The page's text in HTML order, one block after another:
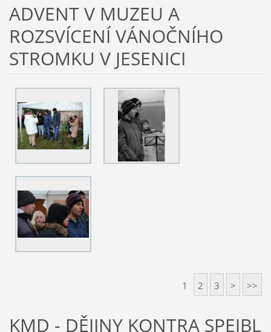
ADVENT V MUZEU A
ROZSVÍCENÍ VÁNOČNÍHO
STROMKU V JESENICI
1 2 3 > >>
KMD - DĚJINY KONTRA SPEJBL